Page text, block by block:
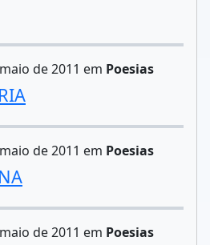
de 2011 em Poesias
de 2011 em Poesias
de 2011 em Poesias